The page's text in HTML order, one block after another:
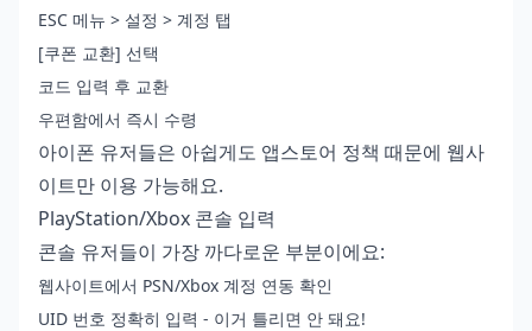
ESC 메뉴 > 설정 > 계정 탭
[쿠폰 교환] 선택
코드 입력 후 교환
우편함에서 즉시 수령
아이폰 유저들은 아쉽게도 앱스토어 정책 때문에 웹사
이트만 이용 가능해요.
PlayStation/Xbox 콘솔 입력
콘솔 유저들이 가장 까다로운 부분이에요:
웹사이트에서 PSN/Xbox 계정 연동 확인
UID 번호 정확히 입력 - 이거 틀리면 안 돼요!